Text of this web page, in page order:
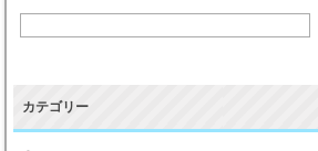
カテゴリー